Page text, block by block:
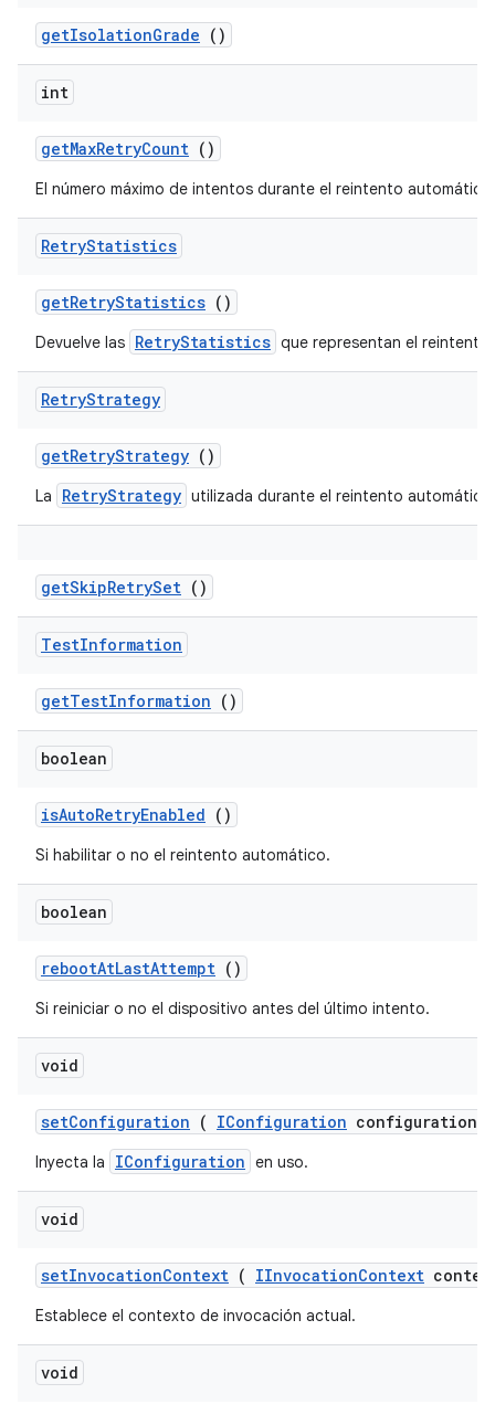
getIsolationGrade ()
int
getMaxRetryCount ()
El número máximo de intentos durante el reintento automático.
RetryStatistics
getRetryStatistics ()
Devuelve las RetryStatistics que representan el reintento.
RetryStrategy
getRetryStrategy ()
La RetryStrategy utilizada durante el reintento automático.
getSkipRetrySet ()
TestInformation
getTestInformation ()
boolean
isAutoRetryEnabled ()
Si habilitar o no el reintento automático.
boolean
rebootAtLastAttempt ()
Si reiniciar o no el dispositivo antes del último intento.
void
setConfiguration ( IConfiguration configuration)
Inyecta la IConfiguration en uso.
void
setInvocationContext ( IInvocationContext
Establece el contexto de invocación actual.
void